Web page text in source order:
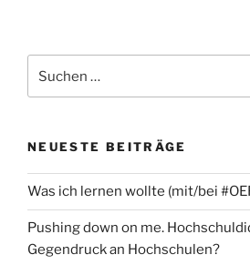
nach:
NEUESTE BEITRÄGE
Was ich lernen wollte (mit/bei
Pushing down on me.
Gegendruck an Hochschulen?